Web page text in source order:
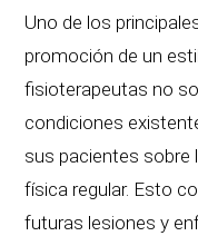
Uno de los
promoción de un
fisioterapeutas no
condiciones
sus pacientes sobre
física regular. Esto
futuras lesiones y